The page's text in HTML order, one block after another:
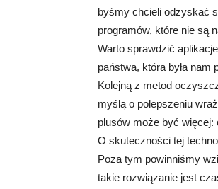
byśmy chcieli odzyskać
programów, które nie są
Warto sprawdzić
państwa, która była nam
Kolejną z metod
myślą o polepszeniu
plusów może być
O skuteczności tej
Poza tym powinniśmy
takie rozwiązanie jest